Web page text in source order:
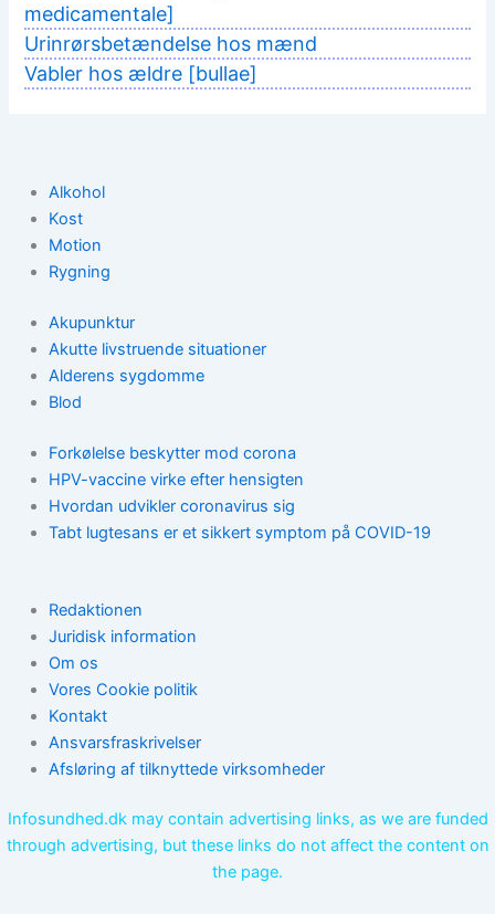
medicamentale]
Urinrørsbetændelse hos mænd
Vabler hos ældre [bullae]
Alkohol
Kost
Motion
Rygning
Akupunktur
Akutte livstruende situationer
Alderens sygdomme
Blod
Forkølelse beskytter mod corona
HPV-vaccine virke efter hensigten
Hvordan udvikler coronavirus sig
Tabt lugtesans er et sikkert symptom på COVID-19
Redaktionen
Juridisk information
Om os
Vores Cookie politik
Kontakt
Ansvarsfraskrivelser
Afsløring af tilknyttede virksomheder
Infosundhed.dk may contain advertising links, as we are funded
through advertising, but these links do not affect the content on
the page.